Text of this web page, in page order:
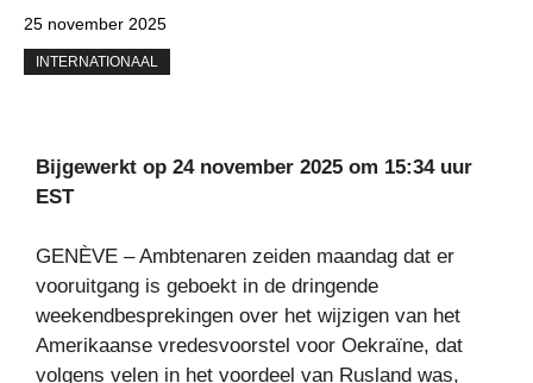
25 november 2025
INTERNATIONAAL
Bijgewerkt op 24 november 2025 om 15:34 uur
EST
GENÈVE – Ambtenaren zeiden maandag dat er
vooruitgang is geboekt in de dringende
weekendbesprekingen over het wijzigen van het
Amerikaanse vredesvoorstel voor Oekraïne, dat
volgens velen in het voordeel van Rusland was,